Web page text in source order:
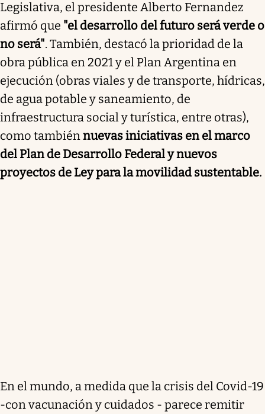
Legislativa, el presidente Alberto Fernandez
afirmó que "el desarrollo del futuro será verde o
no será". También, destacó la prioridad de la
obra pública en 2021 y el Plan Argentina en
ejecución (obras viales y de transporte, hídricas,
de agua potable y saneamiento, de
infraestructura social y turística, entre otras),
como tambiénnuevas iniciativas en el marco
del Plan de Desarrollo Federal y nuevos
proyectos de Ley para la movilidad sustentable.
En el mundo, a medida que la crisis del Covid-19
-con vacunación y cuidados - parece remitir